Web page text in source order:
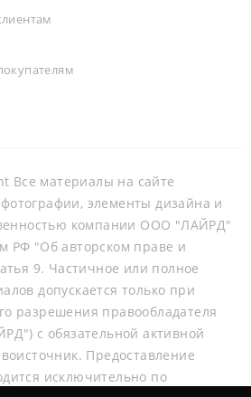
Все материалы на сайте
элементы дизайна и
компании ООО "ЛАЙРД"
РФ "Об авторском праве и
9. Частичное или полное
допускается только при
разрешения правообладателя
с обязательной активной
Предоставление
исключительно по